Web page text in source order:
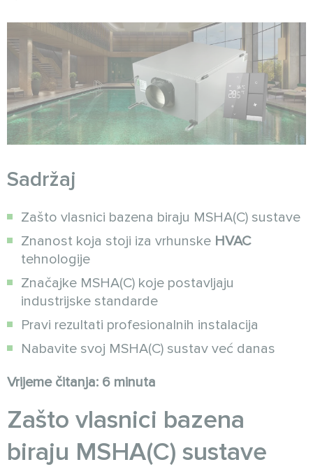
Sadržaj
Zašto vlasnici bazena biraju MSHA(C) sustave
Znanost koja stoji iza vrhunske HVAC
tehnologije
Značajke MSHA(C) koje postavljaju
industrijske standarde
Pravi rezultati profesionalnih instalacija
Nabavite svoj MSHA(C) sustav već danas
Vrijeme čitanja: 6 minuta
Zašto vlasnici bazena
biraju MSHA(C) sustave